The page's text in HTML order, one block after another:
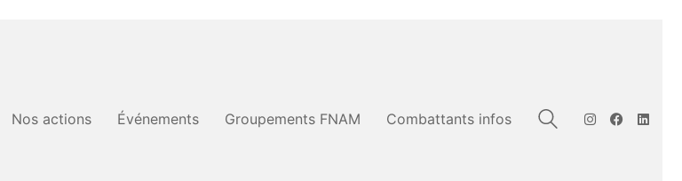
Nos actions Événements Groupements FNAM Combattants infos